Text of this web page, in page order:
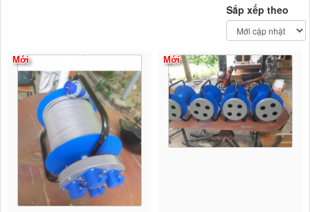
Sắp xếp theo
Mới Mới